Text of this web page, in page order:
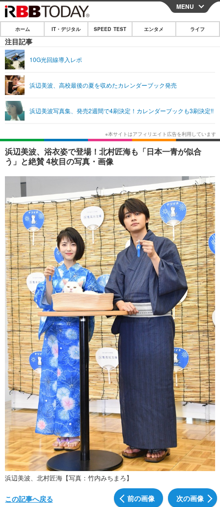
CLOSE
ホーム
IT・デジタル
ショッピング その他
SPEED TEST
エンタメ
エンタメTOP 映画・ドラマ
韓国・芸能
音楽 スポーツ
ショッピング その他
ライフ
ライフTOP グルメ
ペット ショッピング
その他
リリース一覧
プッシュ通知の停止方法
MENU
ホーム IT・デジタル SPEED TEST エンタメ ライフ
注目記事
10G光回線導入レポ
浜辺美波、高校最後の夏を収めたカレンダーブック発売
浜辺美波写真集、発売2週間で4刷決定！カレンダーブックも3刷決定!!
浜辺美波、浴衣姿で登場！北村匠海も「日本一青が似合
う」と絶賛 4枚目の写真・画像
浜辺美波、北村匠海【写真：竹内みちまろ】
前の画像 次の画像
この記事へ戻る